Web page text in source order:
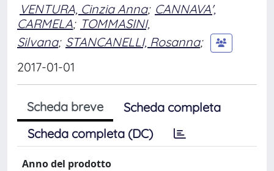
VENTURA, Cinzia Anna; CANNAVA',
CARMELA; TOMMASINI,
Silvana; STANCANELLI, Rosanna;
2017-01-01
Scheda breve
Scheda completa
Scheda completa (DC)
Anno del prodotto